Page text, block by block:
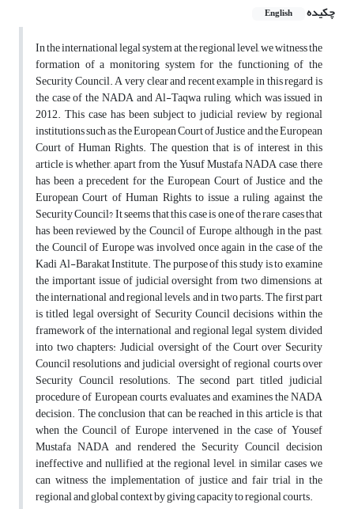
چکیده
English
In the international legal system at the regional level, we witness the
formation of a monitoring system for the functioning of the
Security Council. A very clear and recent example in this regard is
the case of the NADA and Al-Taqwa ruling, which was issued in
2012. This case has been subject to judicial review by regional
institutions such as the European Court of Justice and the European
Court of Human Rights. The question that is of interest in this
article is whether, apart from the Yusuf Mustafa NADA case, there
has been a precedent for the European Court of Justice and the
European Court of Human Rights to issue a ruling against the
Security Council? It seems that this case is one of the rare cases that
has been reviewed by the Council of Europe, although in the past,
the Council of Europe was involved once again in the case of the
Kadi Al-Barakat Institute. The purpose of this study is to examine
the important issue of judicial oversight from two dimensions, at
the international and regional levels, and in two parts. The first part
is titled legal oversight of Security Council decisions within the
framework of the international and regional legal system, divided
into two chapters: Judicial oversight of the Court over Security
Council resolutions and judicial oversight of regional courts over
Security Council resolutions. The second part, titled judicial
procedure of European courts, evaluates and examines the NADA
decision. The conclusion that can be reached in this article is that
when the Council of Europe intervened in the case of Yousef
Mustafa NADA and rendered the Security Council decision
ineffective and nullified at the regional level, in similar cases we
can witness the implementation of justice and fair trial in the
regional and global context by giving capacity to regional courts.